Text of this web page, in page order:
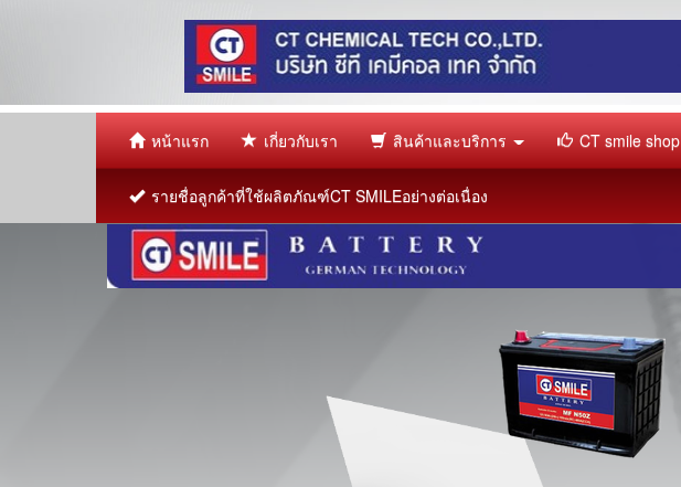
หน้าแรก เกี่ยวกับเรา สินค้าและบริการ CT smile shop
รายชื่อลูกค้าที่ใช้ผลิตภัณฑ์CT SMILEอย่างต่อเนื่อง